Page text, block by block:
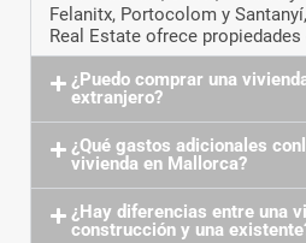
Felanitx, Portocolom y
Real Estate ofrece
¿Puedo comprar una
extranjero?
¿Qué gastos adicionales
vivienda en Mallorca?
¿Hay diferencias entre una
construcción y una